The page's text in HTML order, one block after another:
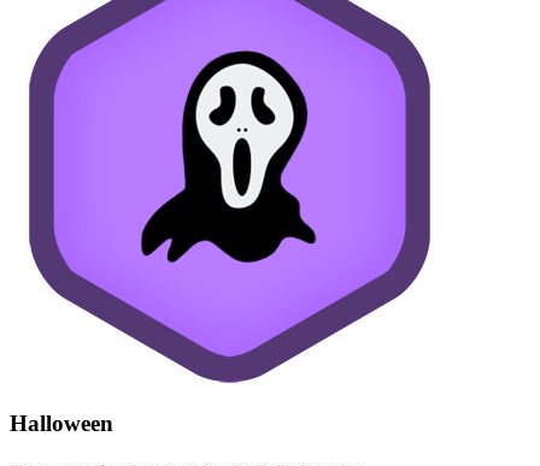
Halloween